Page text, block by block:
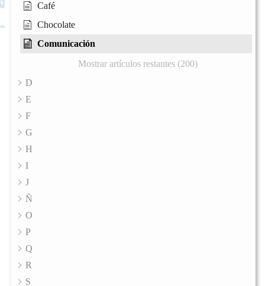
Café
Chocolate
Comunicación
Mostrar artículos restantes (200)
D
E
F
G
H
I
J
Ñ
O
P
Q
R
S